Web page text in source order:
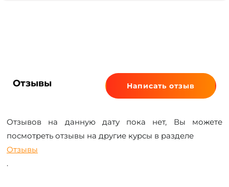
Отзывы Написать отзыв
Отзывов на данную дату пока нет, Вы можете
посмотреть отзывы на другие курсы в разделе
Отзывы
.